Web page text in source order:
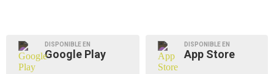
DISPONIBLE EN
Google Play
DISPONIBLE EN
App Store